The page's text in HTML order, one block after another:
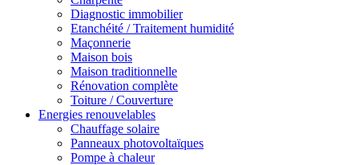
Diagnostic immobilier
Etanchéité / Traitement humidité
Maçonnerie
Maison bois
Maison traditionnelle
Rénovation complète
Toiture / Couverture
Energies renouvelables
Chauffage solaire
Panneaux photovoltaïques
Pompe à chaleur